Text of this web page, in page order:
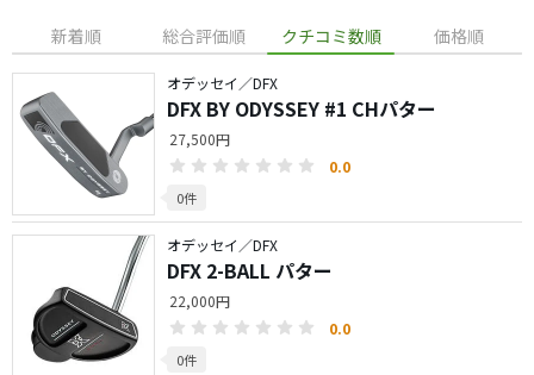
新着順 総合評価順 クチコミ数順 価格順
オデッセイ／DFX
DFX BY ODYSSEY #1 CHパター
27,500円
0.0
0件
オデッセイ／DFX
DFX 2-BALL パター
22,000円
0.0
0件